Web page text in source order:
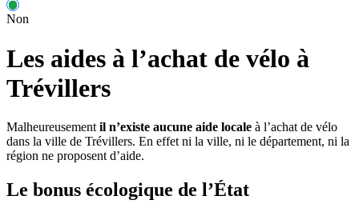
Non
Les aides à l’achat de vélo à
Trévillers
Malheureusement il n’existe aucune aide locale à l’achat de vélo
dans la ville de Trévillers. En effet ni la ville, ni le département, ni la
région ne proposent d’aide.
Le bonus écologique de l’État